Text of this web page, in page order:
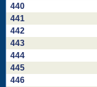
440
441
442
443
444
445
446